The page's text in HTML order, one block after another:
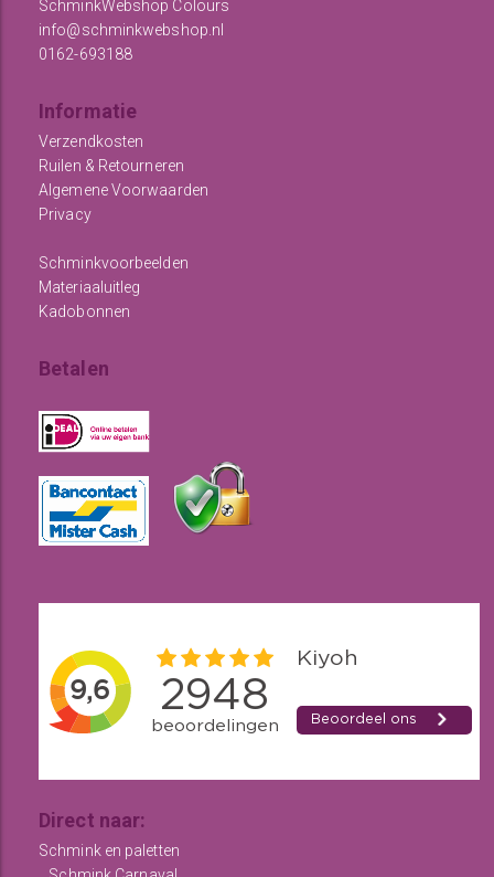
SchminkWebshop Colours
info@schminkwebshop.nl
0162-693188
Informatie
Verzendkosten
Ruilen & Retourneren
Algemene Voorwaarden
Privacy
Schminkvoorbeelden
Materiaaluitleg
Kadobonnen
Betalen
Direct naar:
Schmink en paletten